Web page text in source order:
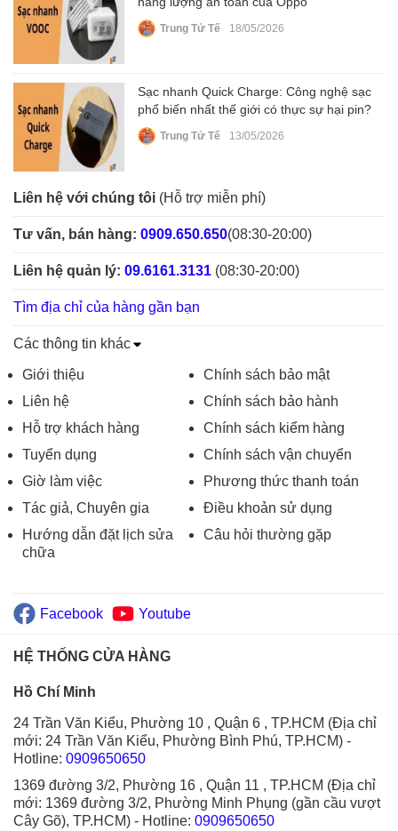
Trung Tử Tế 18/05/2026
Sạc nhanh Quick Charge: Công nghệ sạc
phổ biến nhất thế giới có thực sự hại pin?
Trung Tử Tế 13/05/2026
Liên hệ với chúng tôi (Hỗ trợ miễn phí)
Tư vấn, bán hàng: 0909.650.650(08:30-20:00)
Liên hệ quản lý: 09.6161.3131 (08:30-20:00)
Tìm địa chỉ của hàng gần bạn
Các thông tin khác
Giới thiệu
Liên hệ
Hỗ trợ khách hàng
Tuyển dụng
Giờ làm việc
Tác giả, Chuyên gia
Hướng dẫn đặt lịch sửa
chữa
Chính sách bảo mật
Chính sách bảo hành
Chính sách kiểm hàng
Chính sách vận chuyển
Phương thức thanh toán
Điều khoản sử dụng
Câu hỏi thường gặp
Facebook Youtube
HỆ THỐNG CỬA HÀNG
Hồ Chí Minh
24 Trần Văn Kiểu, Phường 10 , Quận 6 , TP.HCM (Địa chỉ
mới: 24 Trần Văn Kiểu, Phường Bình Phú, TP.HCM) -
Hotline: 0909650650
1369 đường 3/2, Phường 16 , Quận 11 , TP.HCM (Địa chỉ
mới: 1369 đường 3/2, Phường Minh Phụng (gần cầu vượt
Cây Gõ), TP.HCM) - Hotline: 0909650650